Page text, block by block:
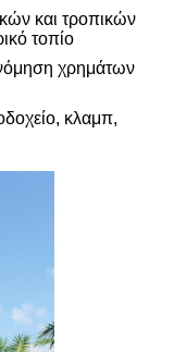
και τροπικών
τοπίο
χρημάτων
κλαμπ,